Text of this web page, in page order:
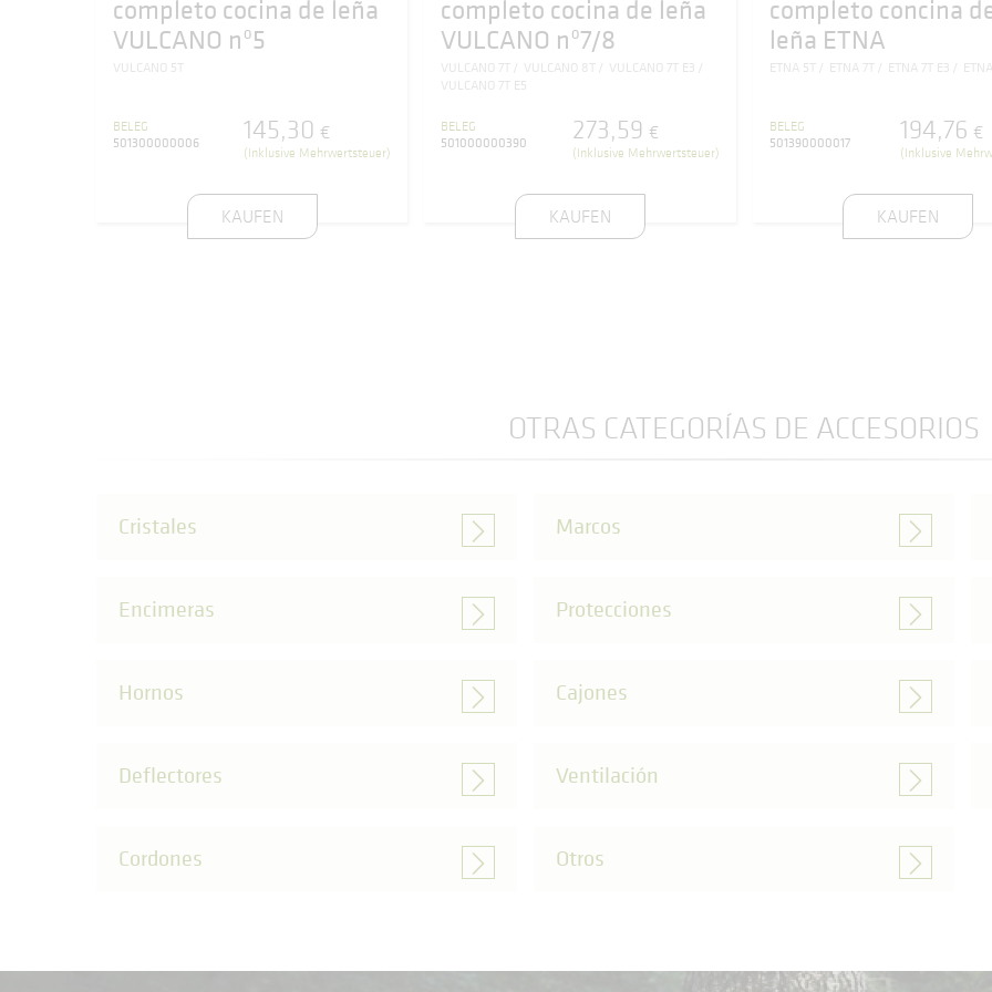
completo cocina de leña
VULCANO nº5
VULCANO 5T
BELEG
501300000006
145,30 €
(Inklusive Mehrwertsteuer)
KAUFEN
completo cocina de leña
VULCANO nº7/8
VULCANO 7T VULCANO 8T
VULCANO 7T E3
VULCANO 7T E5
BELEG
501000000390
273,59 €
(Inklusive Mehrwertsteuer)
KAUFEN
completo concina
leña ETNA
ETNA 5T ETNA 7T ETNA 7T E3
BELEG
501390000017
194,76 €
(Inklusive
KAUFEN
OTRAS CATEGORÍAS DE ACCESORIOS
Cristales Marcos
Encimeras Protecciones
Hornos Cajones
Deflectores Ventilación
Cordones Otros